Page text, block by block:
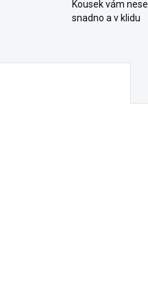
Kousek vám
snadno a v klidu